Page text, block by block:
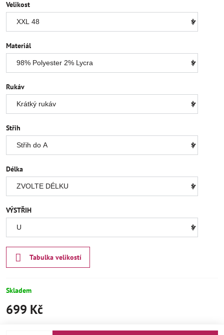
Velikost
Materiál
Rukáv
Střih
Délka
VÝSTŘIH
Tabulka velikostí
Skladem
699 Kč